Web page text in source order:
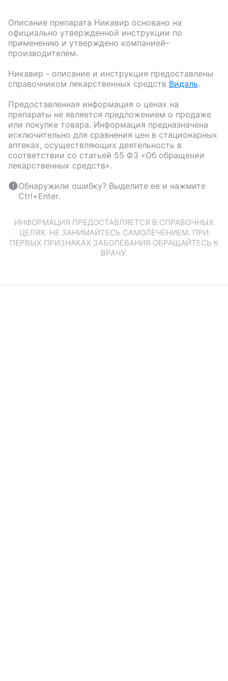
Описание препарата Никавир основано на
официально утвержденной инструкции по
применению и утверждено компанией–
производителем.
Никавир - описание и инструкция предоставлены
справочником лекарственных средств Видаль.
Предоставленная информация о ценах на
препараты не является предложением о продаже
или покупке товара. Информация предназначена
исключительно для сравнения цен в стационарных
аптеках, осуществляющих деятельность в
соответствии со статьей 55 ФЗ «Об обращении
лекарственных средств».
Обнаружили ошибку? Выделите ее и нажмите
Ctrl+Enter.
ИНФОРМАЦИЯ ПРЕДОСТАВЛЯЕТСЯ В СПРАВОЧНЫХ
ЦЕЛЯХ. НЕ ЗАНИМАЙТЕСЬ САМОЛЕЧЕНИЕМ. ПРИ
ПЕРВЫХ ПРИЗНАКАХ ЗАБОЛЕВАНИЯ ОБРАЩАЙТЕСЬ К
ВРАЧУ.